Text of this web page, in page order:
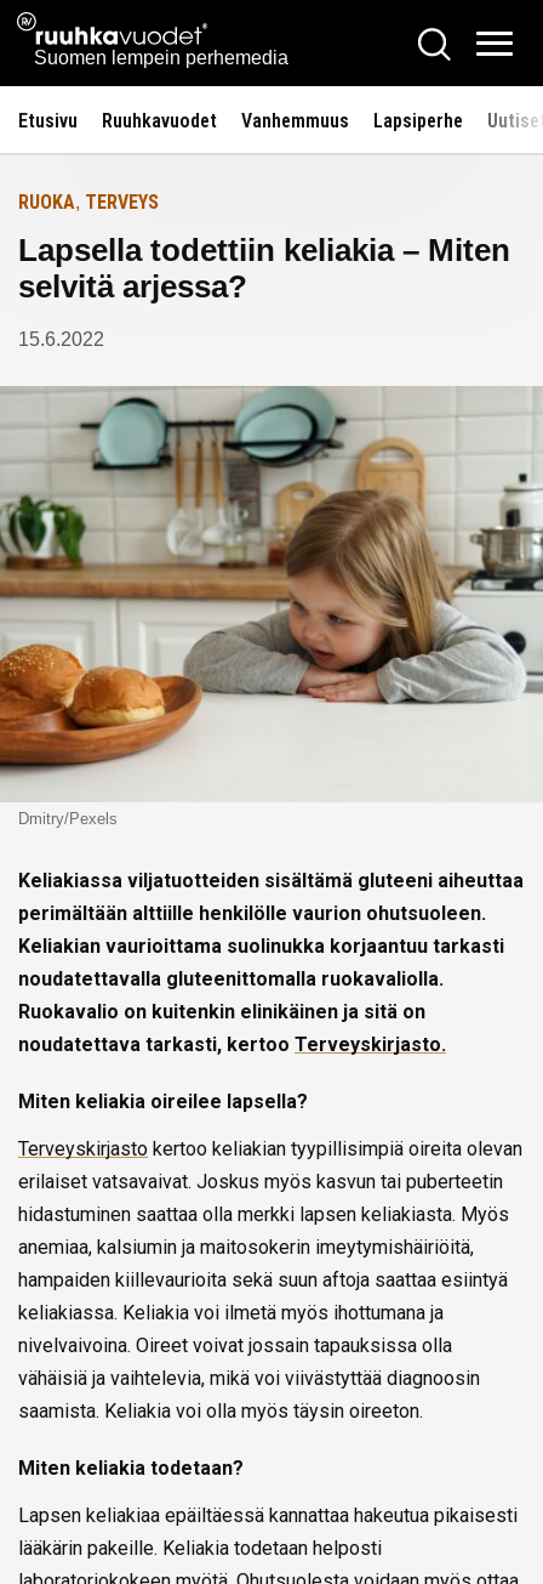
Siirry
sisältöön
Ruuhkavuodet.fi
Suomen lempein perhemedia
Hae
Etusivu Ruuhkavuodet Vanhemmuus Lapsiperhe
Etusivulle
RUOKA, TERVEYS
Lapsella todettiin keliakia – Miten
selvitä arjessa?
15.6.2022
Dmitry/Pexels
Keliakiassa viljatuotteiden sisältämä gluteeni aiheuttaa
perimältään alttiille henkilölle vaurion ohutsuoleen.
Keliakian vaurioittama suolinukka korjaantuu tarkasti
noudatettavalla gluteenittomalla ruokavaliolla.
Ruokavalio on kuitenkin elinikäinen ja sitä on
noudatettava tarkasti, kertoo Terveyskirjasto.
Miten keliakia oireilee lapsella?
Terveyskirjasto kertoo keliakian tyypillisimpiä oireita olevan
erilaiset vatsavaivat. Joskus myös kasvun tai puberteetin
hidastuminen saattaa olla merkki lapsen keliakiasta. Myös
anemiaa, kalsiumin ja maitosokerin imeytymishäiriöitä,
hampaiden kiillevaurioita sekä suun aftoja saattaa esiintyä
keliakiassa. Keliakia voi ilmetä myös ihottumana ja
nivelvaivoina. Oireet voivat jossain tapauksissa olla
vähäisiä ja vaihtelevia, mikä voi viivästyttää diagnoosin
saamista. Keliakia voi olla myös täysin oireeton.
Miten keliakia todetaan?
Lapsen keliakiaa epäiltäessä kannattaa hakeutua pikaisesti
lääkärin pakeille. Keliakia todetaan helposti